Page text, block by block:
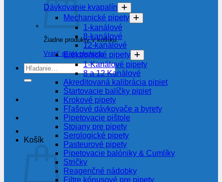
Žiadne produkty v košíku.
Vrátiť sa do obchodu
Hľadať:
Košík
Dávkovanie kvapalín
Mechanické pipety
1-kanálové
8-kanálové
12-kanálové
Elektronické pipety
1-Kanálové pipety
8 a 12 Kanálové
Akreditovaná kalibrácia pipiet
Štartovacie balíčky pipiet
Krokové pipety
Fľašové dávkovače a byrety
Pipetovacie pištole
Stojany pre pipety
Serologické pipety
Pasteurové pipety
Pipetovacie balóniky & Cumlíky
Stričky
Reagenčné nádobky
Filtre kónusové pre pipety